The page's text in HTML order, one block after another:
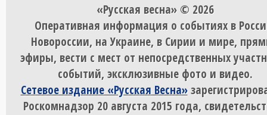
«Русская весна» © 2026
Оперативная информация о событиях в
Новороссии, на Украине, в Сирии и мире,
эфиры, вести с мест от непосредственных
событий, эксклюзивные фото и видео.
Сетевое издание «Русская Весна»
Роскомнадзор 20 августа 2015 года,